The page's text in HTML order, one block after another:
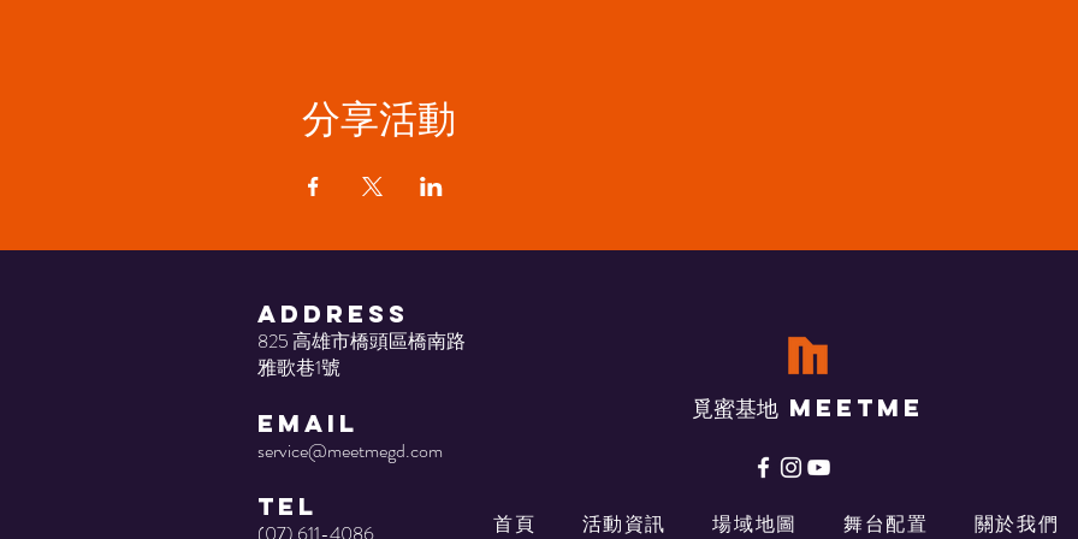
分享活動
ADDRESS
825 高雄市橋頭區橋南路
雅歌巷1號
EMAIL
service@meetmegd.com
TEL
(07) 611-4086
​覓蜜基地 Meetme
首頁 活動資訊 場域地圖 舞台配置 關於我們